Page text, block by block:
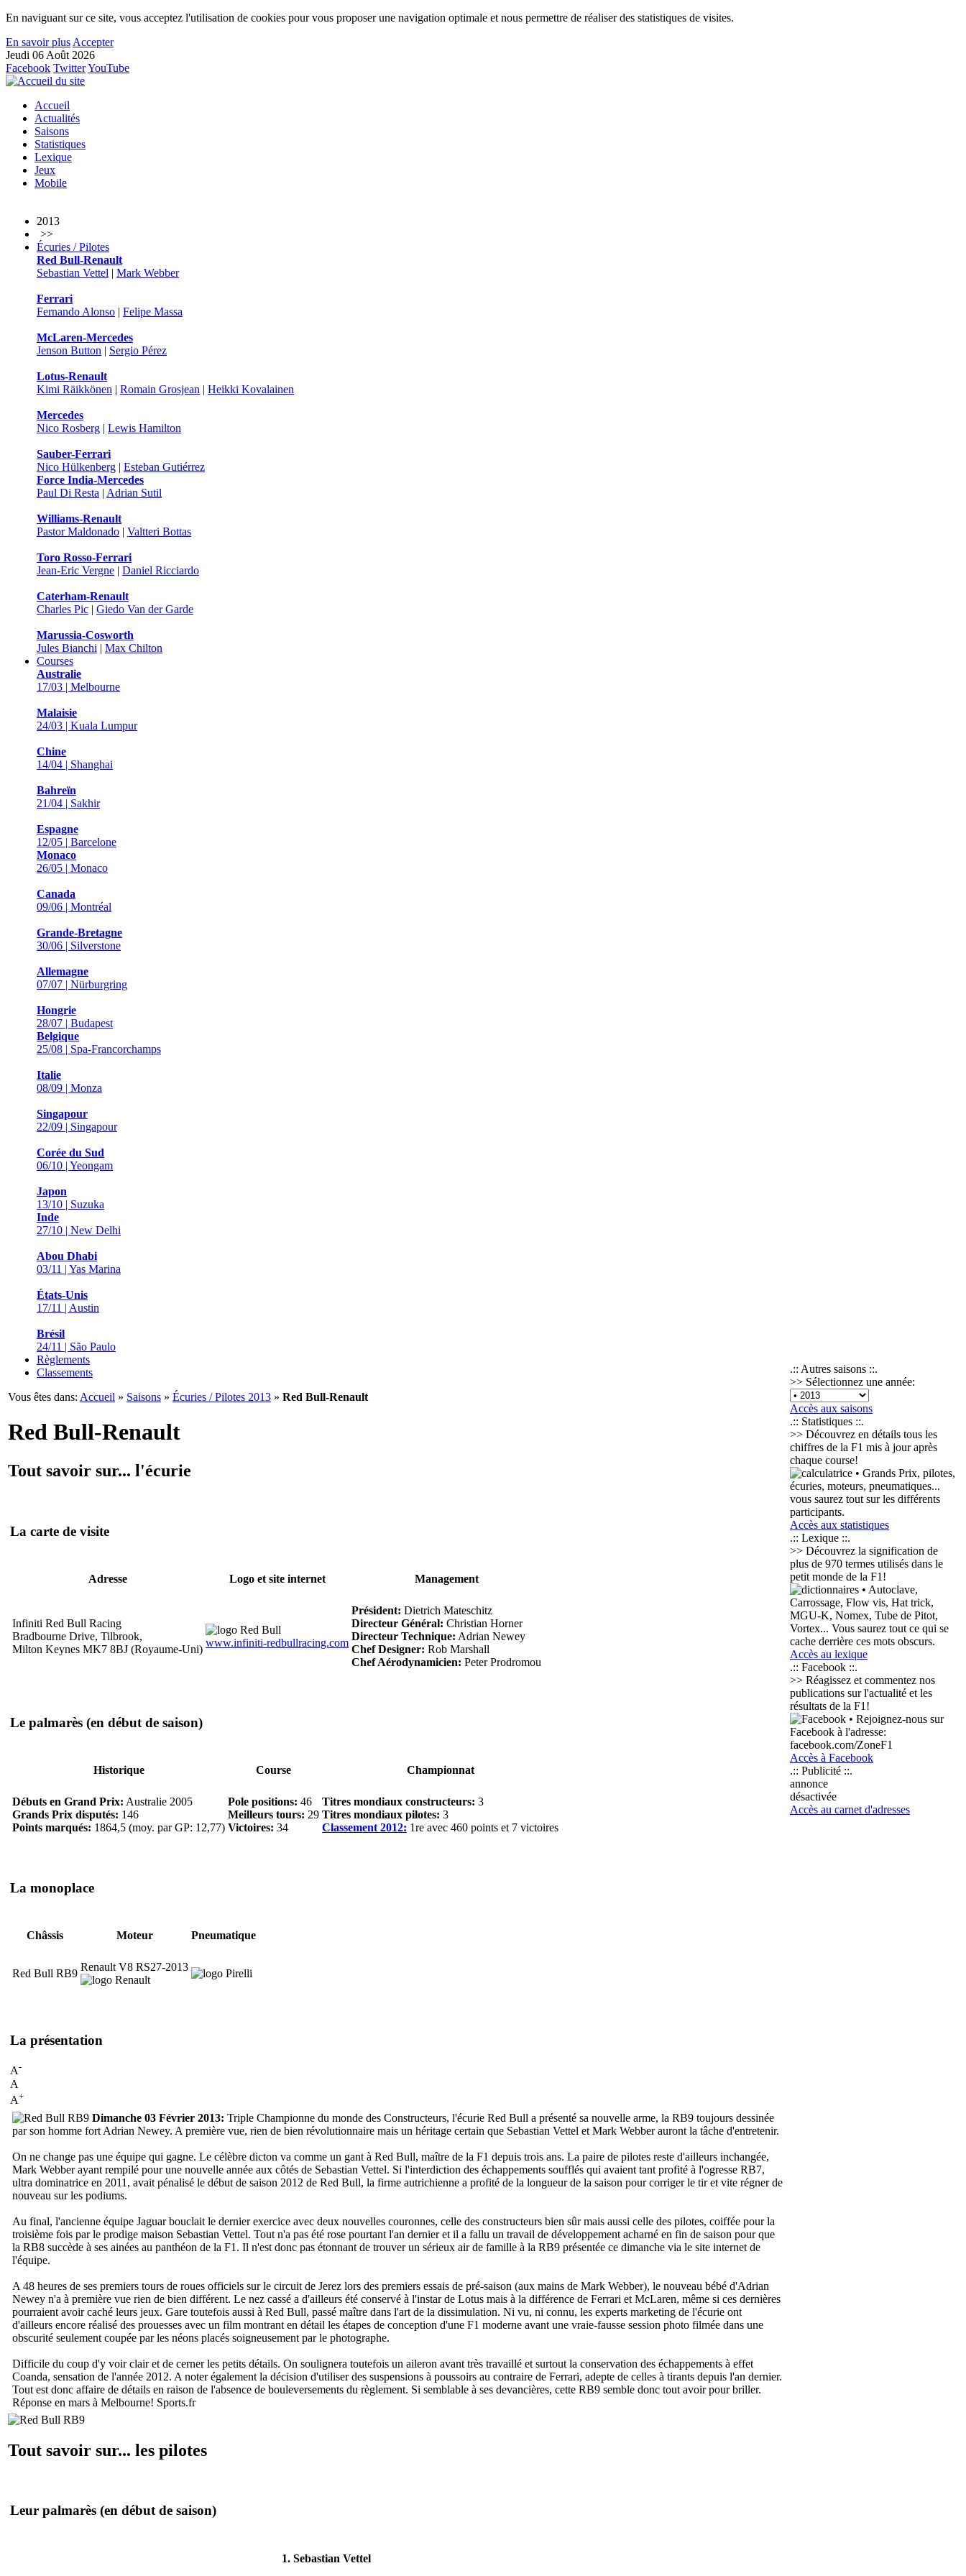
En naviguant sur ce site, vous acceptez l'utilisation de cookies pour vous proposer une navigation optimale et nous permettre de réaliser des statistiques de visites.
En savoir plus Accepter
Jeudi 06 Août 2026
Facebook TwitterYouTube
Accueil
Actualités
Saisons
Statistiques
Lexique
Jeux
Mobile
2013
>>
Écuries / Pilotes
Red Bull-Renault
Sebastian Vettel | Mark Webber
Ferrari
Fernando Alonso | Felipe Massa
McLaren-Mercedes
Jenson Button | Sergio Pérez
Lotus-Renault
Kimi Räikkönen | Romain Grosjean | Heikki Kovalainen
Mercedes
Nico Rosberg | Lewis Hamilton
Sauber-Ferrari
Nico Hülkenberg | Esteban Gutiérrez
Force India-Mercedes
Paul Di Resta | Adrian Sutil
Williams-Renault
Pastor Maldonado | Valtteri Bottas
Toro Rosso-Ferrari
Jean-Eric Vergne | Daniel Ricciardo
Caterham-Renault
Charles Pic | Giedo Van der Garde
Marussia-Cosworth
Jules Bianchi | Max Chilton
Courses
Australie
17/03 | Melbourne
Malaisie
24/03 | Kuala Lumpur
Chine
14/04 | Shanghai
Bahreïn
21/04 | Sakhir
Espagne
12/05 | Barcelone
Monaco
26/05 | Monaco
Canada
09/06 | Montréal
Grande-Bretagne
30/06 | Silverstone
Allemagne
07/07 | Nürburgring
Hongrie
28/07 | Budapest
Belgique
25/08 | Spa-Francorchamps
Italie
08/09 | Monza
Singapour
22/09 | Singapour
Corée du Sud
06/10 | Yeongam
Japon
13/10 | Suzuka
Inde
27/10 | New Delhi
Abou Dhabi
03/11 | Yas Marina
États-Unis
17/11 | Austin
Brésil
24/11 | São Paulo
Règlements
Classements
Vous êtes dans: Accueil » Saisons » Écuries / Pilotes 2013 » Red Bull-Renault
Red Bull-Renault
Tout savoir sur... l'écurie
La carte de visite
Adresse Logo et site internet Management
Infiniti Red Bull Racing
Bradbourne Drive, Tilbrook,
Milton Keynes MK7 8BJ (Royaume-Uni)
www.infiniti-redbullracing.com
Président: Dietrich Mateschitz
Directeur Général: Christian Horner
Directeur Technique: Adrian Newey
Chef Designer: Rob Marshall
Chef Aérodynamicien: Peter Prodromou
Le palmarès (en début de saison)
Historique Course Championnat
Débuts en Grand Prix: Australie 2005
Grands Prix disputés: 146
Points marqués: 1864,5 (moy. par GP: 12,77)
Pole positions: 46
Meilleurs tours: 29
Victoires: 34
Titres mondiaux constructeurs: 3
Titres mondiaux pilotes: 3
Classement 2012: 1re avec 460 points et 7 victoires
La monoplace
Châssis Moteur Pneumatique
Red Bull RB9
Renault V8 RS27-2013
La présentation
A-
A
A+
Dimanche 03 Février 2013: Triple Championne du monde des Constructeurs, l'écurie Red Bull a présenté sa nouvelle arme, la RB9 toujours dessinée
par son homme fort Adrian Newey. A première vue, rien de bien révolutionnaire mais un héritage certain que Sebastian Vettel et Mark Webber auront la tâche d'entretenir.
On ne change pas une équipe qui gagne. Le célèbre dicton va comme un gant à Red Bull, maître de la F1 depuis trois ans. La paire de pilotes reste d'ailleurs inchangée,
Mark Webber ayant rempilé pour une nouvelle année aux côtés de Sebastian Vettel. Si l'interdiction des échappements soufflés qui avaient tant profité à l'ogresse RB7,
ultra dominatrice en 2011, avait pénalisé le début de saison 2012 de Red Bull, la firme autrichienne a profité de la longueur de la saison pour corriger le tir et vite régner de
nouveau sur les podiums.
Au final, l'ancienne équipe Jaguar bouclait le dernier exercice avec deux nouvelles couronnes, celle des constructeurs bien sûr mais aussi celle des pilotes, coiffée pour la
troisième fois par le prodige maison Sebastian Vettel. Tout n'a pas été rose pourtant l'an dernier et il a fallu un travail de développement acharné en fin de saison pour que
la RB8 succède à ses ainées au panthéon de la F1. Il n'est donc pas étonnant de trouver un sérieux air de famille à la RB9 présentée ce dimanche via le site internet de
l'équipe.
A 48 heures de ses premiers tours de roues officiels sur le circuit de Jerez lors des premiers essais de pré-saison (aux mains de Mark Webber), le nouveau bébé d'Adrian
Newey n'a à première vue rien de bien différent. Le nez cassé a d'ailleurs été conservé à l'instar de Lotus mais à la différence de Ferrari et McLaren, même si ces dernières
pourraient avoir caché leurs jeux. Gare toutefois aussi à Red Bull, passé maître dans l'art de la dissimulation. Ni vu, ni connu, les experts marketing de l'écurie ont
d'ailleurs encore réalisé des prouesses avec un film montrant en détail les étapes de conception d'une F1 moderne avant une vraie-fausse session photo filmée dans une
obscurité seulement coupée par les néons placés soigneusement par le photographe.
Difficile du coup d'y voir clair et de cerner les petits détails. On soulignera toutefois un aileron avant très travaillé et surtout la conservation des échappements à effet
Coanda, sensation de l'année 2012. A noter également la décision d'utiliser des suspensions à poussoirs au contraire de Ferrari, adepte de celles à tirants depuis l'an dernier.
Tout est donc affaire de détails en raison de l'absence de bouleversements du règlement. Si semblable à ses devancières, cette RB9 semble donc tout avoir pour briller.
Réponse en mars à Melbourne! Sports.fr
Tout savoir sur... les pilotes
Leur palmarès (en début de saison)
1. Sebastian Vettel
.:: Autres saisons ::.
>> Sélectionnez une année:
Accès aux saisons
.:: Statistiques ::.
>> Découvrez en détails tous les
chiffres de la F1 mis à jour après
chaque course!
• Grands Prix, pilotes,
écuries, moteurs, pneumatiques...
vous saurez tout sur les différents
participants.
Accès aux statistiques
.:: Lexique ::.
>> Découvrez la signification de
plus de 970 termes utilisés dans le
petit monde de la F1!
• Autoclave,
Carrossage, Flow vis, Hat trick,
MGU-K, Nomex, Tube de Pitot,
Vortex... Vous saurez tout ce qui se
cache derrière ces mots obscurs.
Accès au lexique
.:: Facebook ::.
>> Réagissez et commentez nos
publications sur l'actualité et les
résultats de la F1!
• Rejoignez-nous sur
Facebook à l'adresse:
facebook.com/ZoneF1
Accès à Facebook
.:: Publicité ::.
annonce
désactivée
Accès au carnet d'adresses